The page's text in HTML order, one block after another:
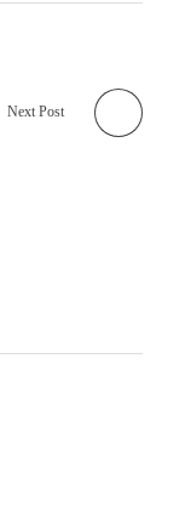
Next Post